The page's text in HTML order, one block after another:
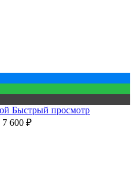
Быстрый просмотр
7 600 ₽